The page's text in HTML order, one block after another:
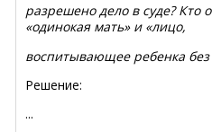
разрешено дело в суде? Кто
«одинокая мать» и «лицо,
воспитывающее ребенка без
Решение:
...